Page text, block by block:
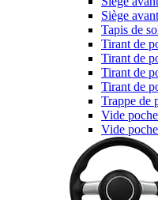
Siège
Tapis de
Tirant de
Tirant de
Tirant de
Tirant de
Trappe de
Vide
Vide